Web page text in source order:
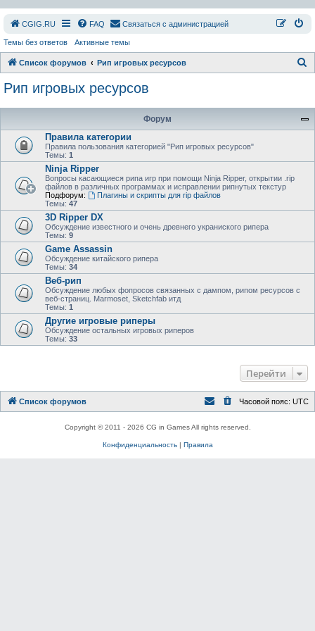
СGIG.RU FAQ Связаться с администрацией
Темы без ответов Активные темы
Список форумов Рип игровых ресурсов
к
Рип игровых ресурсов
Форум
Правила категории
Правила пользования категорией "Рип игровых ресурсов"
Темы: 1
Ninja Ripper
Вопросы касающиеся рипа игр при помощи Ninja Ripper, открытии .rip
файлов в различных программах и исправлении рипнутых текстур
Подфорум:
Плагины и скрипты для rip файлов
Темы: 47
3D Ripper DX
Обсуждение известного и очень древнего украниского рипера
Темы: 9
Game Assassin
Обсуждение китайского рипера
Темы: 34
Веб-рип
Обсуждение любых фопросов связанных с дампом, рипом ресурсов с
веб-страниц. Marmoset, Sketchfab итд
Темы: 1
Другие игровые риперы
Обсуждение остальных игровых риперов
Темы: 33
Перейти
Список форумов Часовой пояс: UTC
Copyright © 2011 - 2026 CG in Games All rights reserved.
Конфиденциальность| Правила